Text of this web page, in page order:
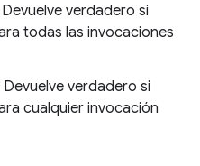
Devuelve verdadero si
todas las invocaciones
Devuelve verdadero si
cualquier invocación